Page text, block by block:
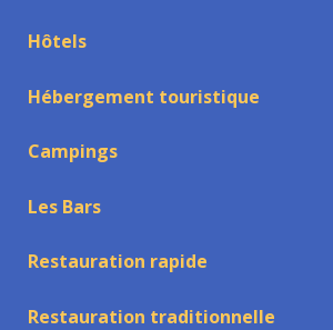
Hôtels
Hébergement touristique
Campings
Les Bars
Restauration rapide
Restauration traditionnelle